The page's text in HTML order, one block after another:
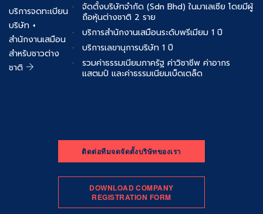
บริการจดทะเบียน
บริษัท +
สำนักงานเสมือน
สำหรับชาวต่าง
ชาติ
จัดตั้งบริษัทจำกัด (Sdn Bhd) ในมาเลเซีย โดยมีผู้
ถือหุ้นต่างชาติ 2 ราย
บริการสำนักงานเสมือนระดับพรีเมียม 1 ปี
บริการเลขานุการบริษัท 1 ปี
รวมค่าธรรมเนียมภาครัฐ ค่าวิชาชีพ ค่าอากร
แสตมป์ และค่าธรรมเนียมเบ็ดเตล็ด
ติดต่อทีมจดจัดตั้งบริษัทของเรา
DOWNLOAD COMPANY
REGISTRATION FORM